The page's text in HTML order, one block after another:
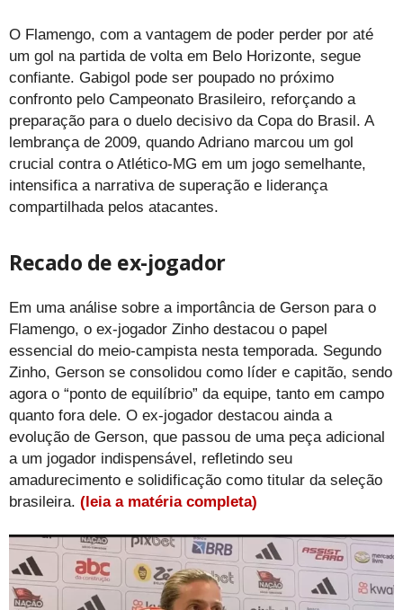
O Flamengo, com a vantagem de poder perder por até
um gol na partida de volta em Belo Horizonte, segue
confiante. Gabigol pode ser poupado no próximo
confronto pelo Campeonato Brasileiro, reforçando a
preparação para o duelo decisivo da Copa do Brasil. A
lembrança de 2009, quando Adriano marcou um gol
crucial contra o Atlético-MG em um jogo semelhante,
intensifica a narrativa de superação e liderança
compartilhada pelos atacantes.
Recado de ex-jogador
Em uma análise sobre a importância de Gerson para o
Flamengo, o ex-jogador Zinho destacou o papel
essencial do meio-campista nesta temporada. Segundo
Zinho, Gerson se consolidou como líder e capitão, sendo
agora o “ponto de equilíbrio” da equipe, tanto em campo
quanto fora dele. O ex-jogador destacou ainda a
evolução de Gerson, que passou de uma peça adicional
a um jogador indispensável, refletindo seu
amadurecimento e solidificação como titular da seleção
brasileira. (leia a matéria completa)